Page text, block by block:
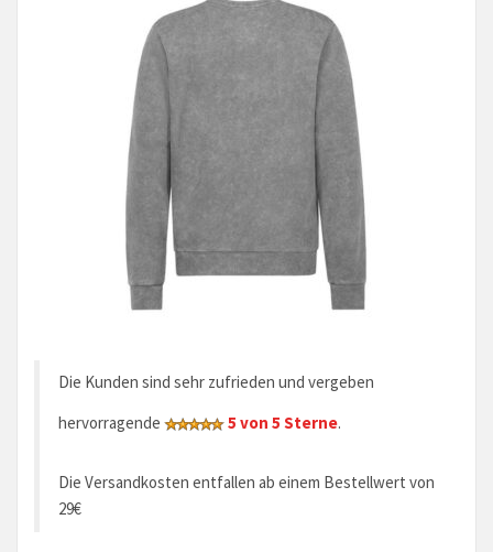
Die Kunden sind sehr zufrieden und vergeben
hervorragende
5 von 5 Sterne.
Die Versandkosten entfallen ab einem Bestellwert von
29€